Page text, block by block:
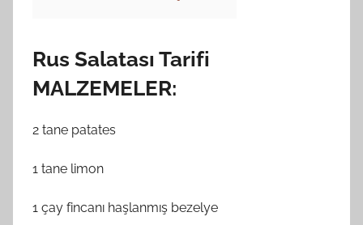
Rus Salatası Tarifi
MALZEMELER:
2 tane patates
1 tane limon
1 çay fincanı haşlanmış bezelye